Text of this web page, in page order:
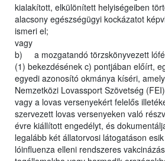
kialakított, elkülönített helyiségeiben
alacsony egészségügyi kockázatot
ismeri el;
vagy
b) a mozgatandó törzskönyvezett
(1) bekezdésének c) pontjában előírt,
egyedi azonosító okmánya kíséri,
Nemzetközi Lovassport Szövetség
vagy a lovas versenyekért felelős
szervezett lovas versenyeken való
évre kiállított engedélyt, és
legalább két állatorvosi látogatáson
lóinfluenza elleni rendszeres